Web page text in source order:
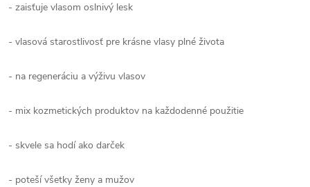
- zaisťuje vlasom oslnivý lesk
- vlasová starostlivosť pre krásne vlasy plné života
- na regeneráciu a výživu vlasov
- mix kozmetických produktov na každodenné použitie
- skvele sa hodí ako darček
- poteší všetky ženy a mužov